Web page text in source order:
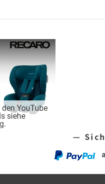
YouTube
siehe
.
—